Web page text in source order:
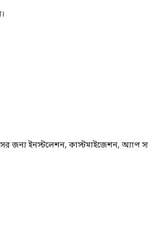
জন্য ইনস্টলেশন, কাস্টমাইজেশন, অ্যাপ